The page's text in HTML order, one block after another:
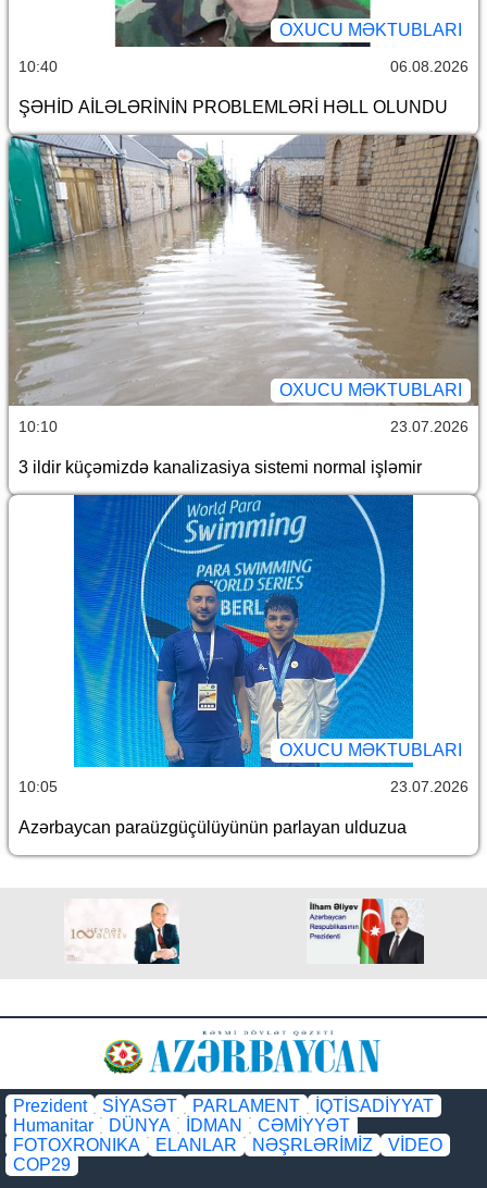
OXUCU MƏKTUBLARI
10:40 06.08.2026
ŞƏHİD AİLƏLƏRİNİN PROBLEMLƏRİ HƏLL OLUNDU
OXUCU MƏKTUBLARI
10:10 23.07.2026
3 ildir küçəmizdə kanalizasiya sistemi normal işləmir
OXUCU MƏKTUBLARI
10:05 23.07.2026
Azərbaycan paraüzgüçülüyünün parlayan ulduzua
Prezident SİYASƏT PARLAMENT
İQTİSADİYYAT
Humanitar
DÜNYA İDMAN
CƏMİYYƏT
FOTOXRONIKA
ELANLAR NƏŞRLƏRİMİZ
VİDEO
COP29